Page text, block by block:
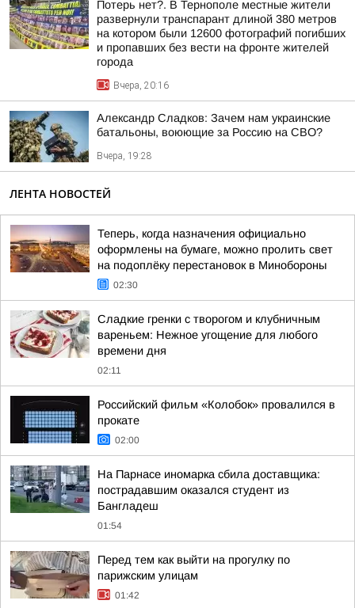
Потерь нет?. В Тернополе местные жители
развернули транспарант длиной 380 метров
на котором были 12600 фотографий погибших
и пропавших без вести на фронте жителей
города
Вчера, 20:16
Александр Сладков: Зачем нам украинские
батальоны, воюющие за Россию на СВО?
Вчера, 19:28
ЛЕНТА НОВОСТЕЙ
Теперь, когда назначения официально
оформлены на бумаге, можно пролить свет
на подоплёку перестановок в Минобороны
02:30
Сладкие гренки с творогом и клубничным
вареньем: Нежное угощение для любого
времени дня
02:11
Российский фильм «Колобок» провалился в
прокате
02:00
На Парнасе иномарка сбила доставщика:
пострадавшим оказался студент из
Бангладеш
01:54
Перед тем как выйти на прогулку по
парижским улицам
01:42